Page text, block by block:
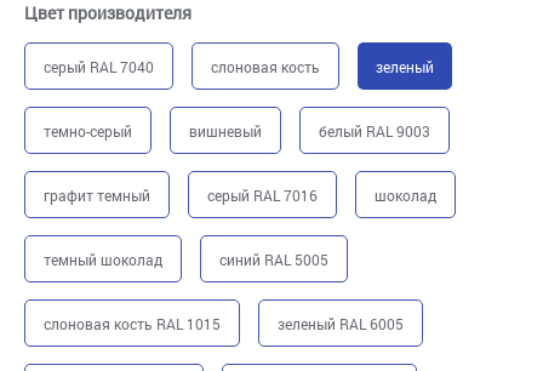
Цвет производителя
серый RAL 7040 слоновая кость зеленый
темно-серый вишневый белый RAL 9003
графит темный серый RAL 7016 шоколад
темный шоколад синий RAL 5005
слоновая кость RAL 1015 зеленый RAL 6005